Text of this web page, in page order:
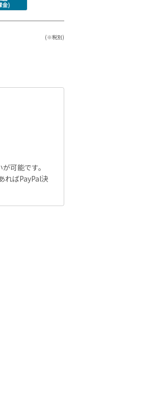
(※税別)
可能です。
ればPayPal決